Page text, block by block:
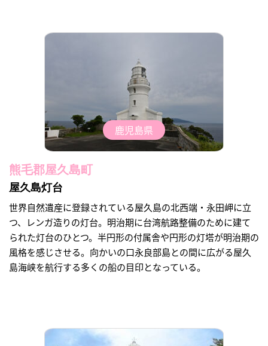
鹿児島県
熊毛郡屋久島町
屋久島灯台
世界自然遺産に登録されている屋久島の北西端・永田岬に立
つ、レンガ造りの灯台。明治期に台湾航路整備のために建て
られた灯台のひとつ。半円形の付属舎や円形の灯塔が明治期の
風格を感じさせる。向かいの口永良部島との間に広がる屋久
島海峡を航行する多くの船の目印となっている。